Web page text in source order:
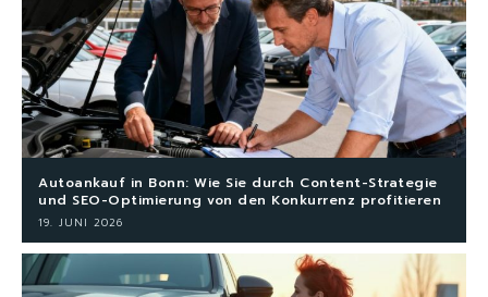
Autoankauf in Bonn: Wie Sie durch Content-Strategie
und SEO-Optimierung von den Konkurrenz profitieren
19. JUNI 2026